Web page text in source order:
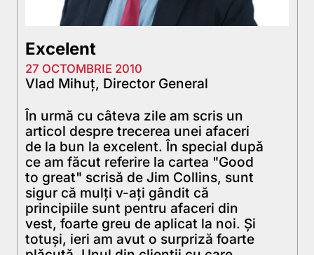
Excelent
27 OCTOMBRIE 2010
Vlad Mihuț, Director General
În urmă cu câteva zile am scris un
articol despre trecerea unei afaceri
de la bun la excelent. În special după
ce am făcut referire la cartea "Good
to great" scrisă de Jim Collins, sunt
sigur că mulţi v-aţi gândit că
principiile sunt pentru afaceri din
vest, foarte greu de aplicat la noi. Şi
totuşi, ieri am avut o surpriză foarte